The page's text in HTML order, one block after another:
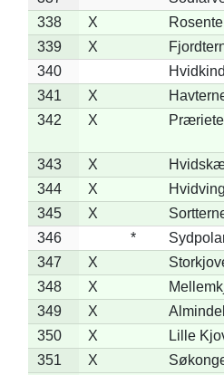
338
X
339
X
340
341
X
342
X
343 X
344
X
345
X
346
*
347
X
348
X
349
X
350
X
Lille
351
X